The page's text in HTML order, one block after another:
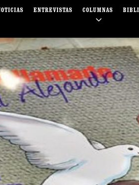
ENTREVISTAS COLUMNAS